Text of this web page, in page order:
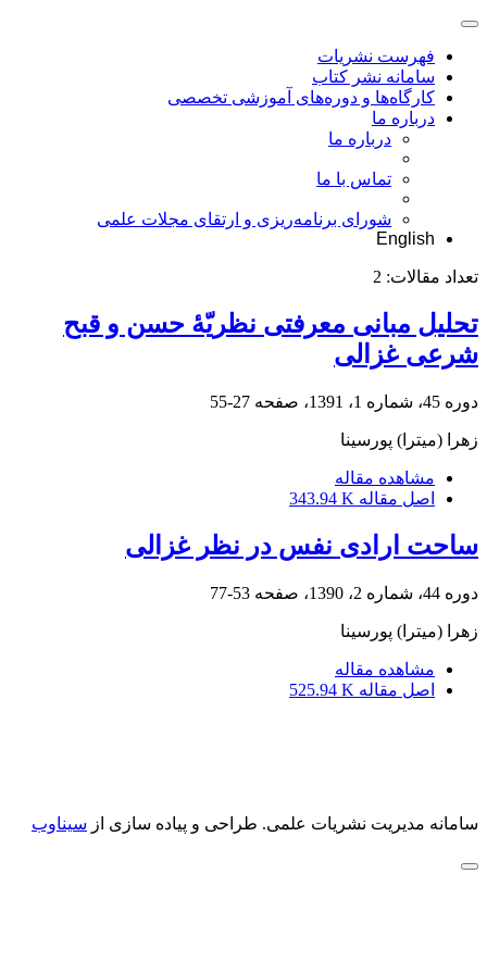
فهرست نشریات
سامانه نشر کتاب
کارگاه‌ها و دوره‌های آموزشی تخصصی
درباره ما
درباره ما
تماس با ما
شورای برنامه‌ریزی و ارتقای مجلات علمی
English
تعداد مقالات: 2
تحلیل مبانی معرفتی نظریّۀ حسن و قبح
شرعی غزالی
دوره 45، شماره 1، 1391، صفحه 27-55
زهرا (میترا) پورسینا
مشاهده مقاله
اصل مقاله 343.94 K
ساحت ارادی نفس در نظر غزالی
دوره 44، شماره 2، 1390، صفحه 53-77
زهرا (میترا) پورسینا
مشاهده مقاله
اصل مقاله 525.94 K
سامانه مدیریت نشریات علمی. طراحی و پیاده سازی از سیناوب